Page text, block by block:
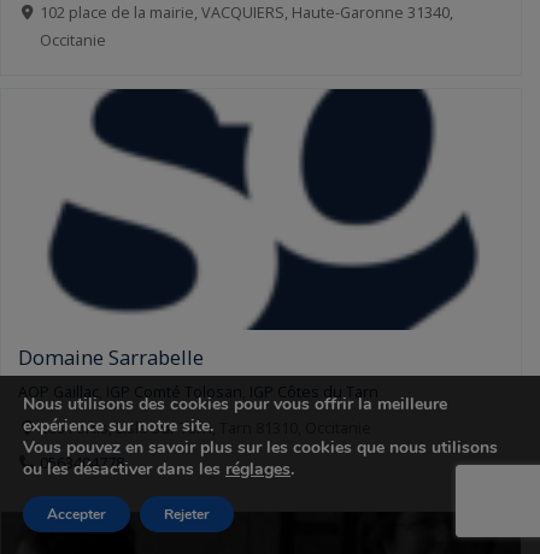
102 place de la mairie, VACQUIERS, Haute-Garonne 31340,
Occitanie
Domaine Sarrabelle
AOP Gaillac IGP Comté Tolosan
IGP Côtes du Tarn
Les Fortis, Lisle sur Tarn, Tarn 81310, Occitanie
0563404778
Nous utilisons des cookies pour vous offrir la meilleure
expérience sur notre site.
Vous pouvez en savoir plus sur les cookies que nous utilisons
ou les désactiver dans les réglages.
Accepter Rejeter